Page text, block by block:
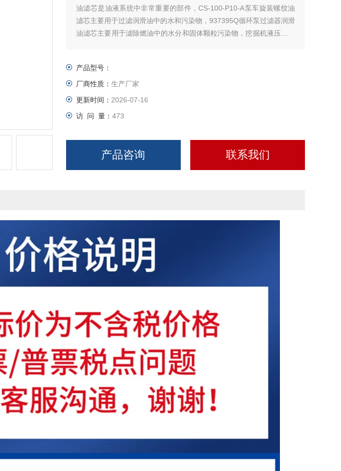
油滤芯是油液系统中非常重要的部件，CS-100-P10-A泵车旋装螺纹油
滤芯主要用于过滤润滑油中的水和污染物，937395Q循环泵过滤器润滑
油滤芯主要用于滤除燃油中的水分和固体颗粒污染物，挖掘机液压保养
产品型号：
厂商性质： 生产厂家
更新时间： 2026-07-16
访 问 量： 473
产品咨询 联系我们